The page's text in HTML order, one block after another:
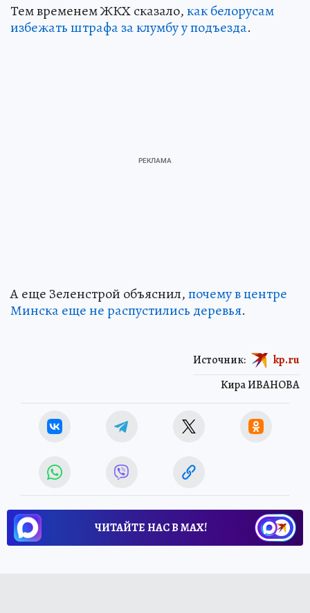
Тем временем ЖКХ сказало,как белорусам
избежать штрафа за клумбу у подъезда.
А еще Зеленстрой объяснил,почему в центре
Минска еще не распустились деревья.
Кира ИВАНОВА
Источник: kp.ru
ЧИТАЙТЕ НАС В МАХ!